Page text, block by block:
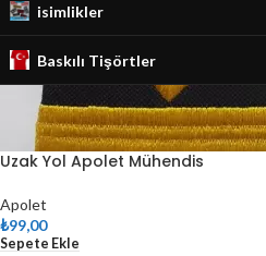
isimlikler
Baskılı Tişörtler
Uzak Yol Apolet Mühendis
Apolet
₺99,00
Sepete Ekle